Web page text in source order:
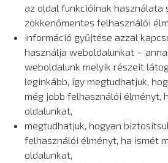
az oldal funkcióinak használata
zökkenőmentes felhasználói
információ gyűjtése azzal
használja weboldalunkat –
weboldalunk melyik részeit
leginkább, így megtudhatjuk,
még jobb felhasználói élményt,
oldalunkat,
megtudhatjuk, hogyan
felhasználói élményt, ha ismét
oldalunkat,